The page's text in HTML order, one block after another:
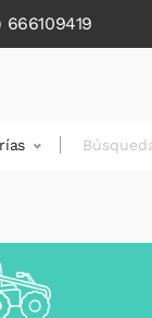
666109419